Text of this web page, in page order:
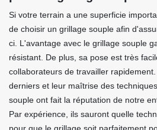
Si votre terrain a une superficie
de choisir un grillage souple afin
ci. L'avantage avec le grillage souple
résistant. De plus, sa pose est très
collaborateurs de travailler
derniers et leur maîtrise des
souple ont fait la réputation de notre
Par expérience, ils sauront quelle